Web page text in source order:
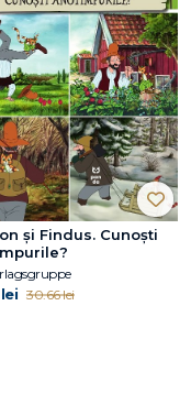
și Findus. Cunoști
30.66 lei